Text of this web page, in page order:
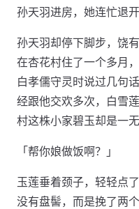
孙天羽进房，她连忙退开
孙天羽却停下脚步，饶
在杏花村住了一个多月
白孝儒守灵时说过几句
经跟他交欢多次，白雪
村这株小家碧玉却是一无
「帮你娘做饭啊？」
玉莲垂着颈子，轻轻点
没有盘髻，而是挽了两